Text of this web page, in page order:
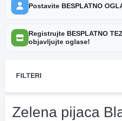
Postavite BESPLATNO
Registrujte BESPLATNO
objavljujte oglase!
FILTERI
Zelena pijaca